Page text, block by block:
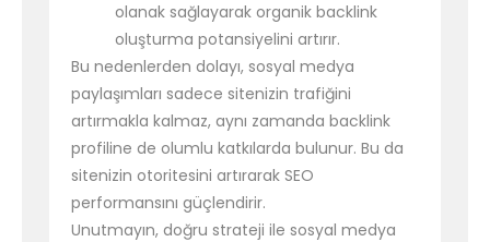
olanak sağlayarak organik backlink
oluşturma potansiyelini artırır.
Bu nedenlerden dolayı, sosyal medya
paylaşımları sadece sitenizin trafiğini
artırmakla kalmaz, aynı zamanda backlink
profiline de olumlu katkılarda bulunur. Bu da
sitenizin otoritesini artırarak SEO
performansını güçlendirir.
Unutmayın, doğru strateji ile sosyal medya